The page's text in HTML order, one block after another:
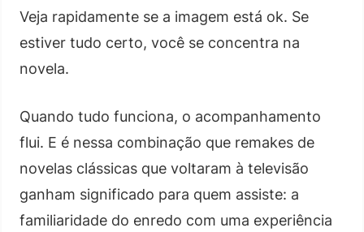
Veja rapidamente se a imagem está ok. Se
estiver tudo certo, você se concentra na
novela.
Quando tudo funciona, o acompanhamento
flui. E é nessa combinação que remakes de
novelas clássicas que voltaram à televisão
ganham significado para quem assiste: a
familiaridade do enredo com uma experiência